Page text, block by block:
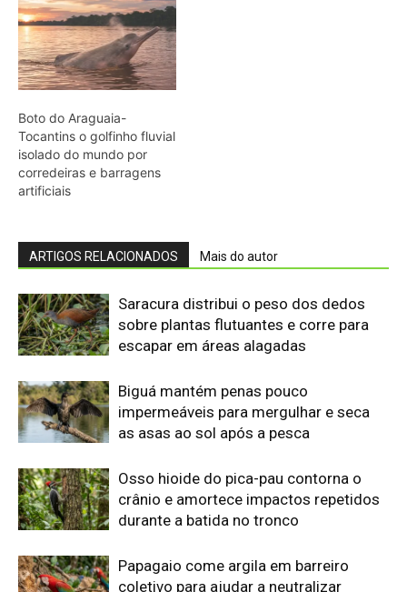
Boto do Araguaia-
Tocantins o golfinho fluvial
isolado do mundo por
corredeiras e barragens
artificiais
ARTIGOS RELACIONADOS Mais do autor
Saracura distribui o peso dos dedos
sobre plantas flutuantes e corre para
escapar em áreas alagadas
Biguá mantém penas pouco
impermeáveis para mergulhar e seca
as asas ao sol após a pesca
Osso hioide do pica-pau contorna o
crânio e amortece impactos repetidos
durante a batida no tronco
Papagaio come argila em barreiro
coletivo para ajudar a neutralizar